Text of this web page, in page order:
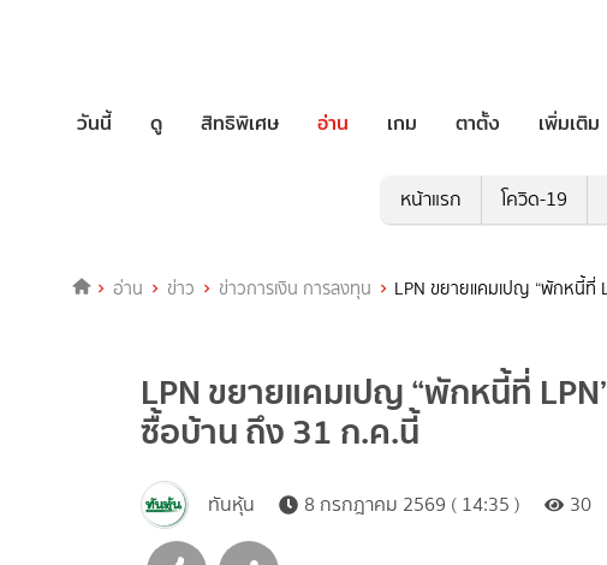
วันนี้ ดู สิทธิพิเศษ อ่าน เกม ตาตั้ง เพิ่มเติม
หน้าแรก โควิด-19
อ่าน ข่าว ข่าวการเงิน การลงทุน LPN ขยายแคมเปญ “พักหนี้ที่
LPN ขยายแคมเปญ “พักหนี้ที่
ซื้อบ้าน ถึง 31 ก.ค.นี้
ทันหุ้น 8 กรกฎาคม 2569 ( 14:35 ) 30